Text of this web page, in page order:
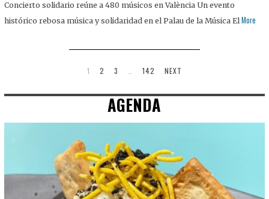
Concierto solidario reúne a 480 músicos en València Un evento
histórico rebosa música y solidaridad en el Palau de la Música El More
1 2 3 142 NEXT
AGENDA